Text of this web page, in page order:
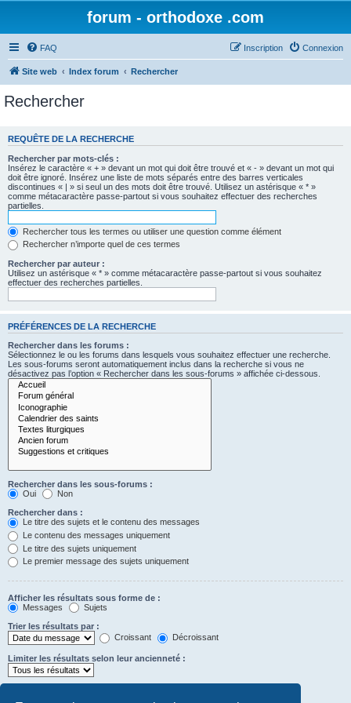
forum - orthodoxe .com
FAQ Connexion
Inscription
Site web Index forum Rechercher
Rechercher
REQUÊTE DE LA RECHERCHE
Rechercher par mots-clés :
Insérez le caractère « + » devant un mot qui doit être trouvé et « - » devant un mot qui
doit être ignoré. Insérez une liste de mots séparés entre des barres verticales
discontinues « | » si seul un des mots doit être trouvé. Utilisez un astérisque « * »
comme métacaractère passe-partout si vous souhaitez effectuer des recherches
partielles.
Rechercher tous les termes ou utiliser une question comme élément
Rechercher n’importe quel de ces termes
Rechercher par auteur :
Utilisez un astérisque « * » comme métacaractère passe-partout si vous souhaitez
effectuer des recherches partielles.
PRÉFÉRENCES DE LA RECHERCHE
Rechercher dans les forums :
Sélectionnez le ou les forums dans lesquels vous souhaitez effectuer une recherche.
Les sous-forums seront automatiquement inclus dans la recherche si vous ne
désactivez pas l’option « Rechercher dans les sous-forums » affichée ci-dessous.
Rechercher dans les sous-forums :
Oui
Non
Rechercher dans :
Le titre des sujets et le contenu des messages
Le contenu des messages uniquement
Le titre des sujets uniquement
Le premier message des sujets uniquement
Afficher les résultats sous forme de :
Messages
Sujets
Trier les résultats par :
Croissant
Décroissant
Limiter les résultats selon leur ancienneté :